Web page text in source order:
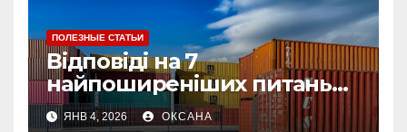
ПОЛЕЗНЫЕ СТАТЬИ
Відповіді на 7
найпоширеніших питань
про страхування вантажу
ЯНВ 4, 2026 ОКСАНА